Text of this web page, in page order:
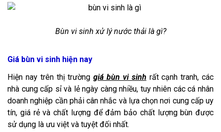
Bùn vi sinh xử lý nước thải là gì?
Giá bùn vi sinh hiện nay
Hiện nay trên thị trườnggiá bùn vi sinh rất cạnh tranh, các
nhà cung cấp sỉ và lẻ ngày càng nhiều, tuy nhiên các cá nhân
doanh nghiệp cần phải cân nhắc và lựa chọn nơi cung cấp uy
tín, giá rẻ và chất lượng để đảm bảo chất lượng bùn được
sử dụng là ưu việt và tuyệt đối nhất.